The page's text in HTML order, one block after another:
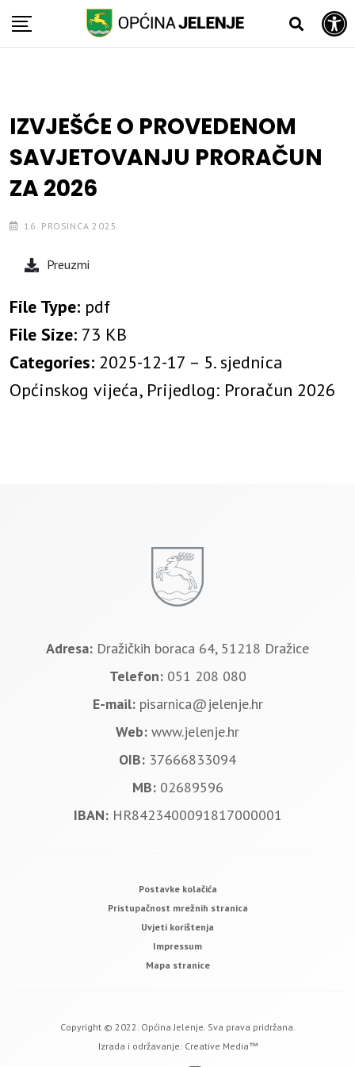
Open toolbar
Skip
IZVJEŠĆE O PROVEDENOM
SAVJETOVANJU PRORAČUN
ZA 2026
16. PROSINCA 2025.
Preuzmi
File Type: pdf
File Size: 73 KB
Categories: 2025-12-17 – 5. sjednica
Općinskog vijeća, Prijedlog: Proračun 2026
Adresa: Dražičkih boraca 64, 51218 Dražice
Telefon: 051 208 080
E-mail: pisarnica@jelenje.hr
Web: www.jelenje.hr
OIB: 37666833094
MB: 02689596
IBAN: HR8423400091817000001
Postavke kolačića
Pristupačnost mrežnih stranica
Uvjeti korištenja
Impressum
Mapa stranice
Copyright © 2022. Općina Jelenje. Sva prava pridržana.
Izrada i održavanje: Creative Media™